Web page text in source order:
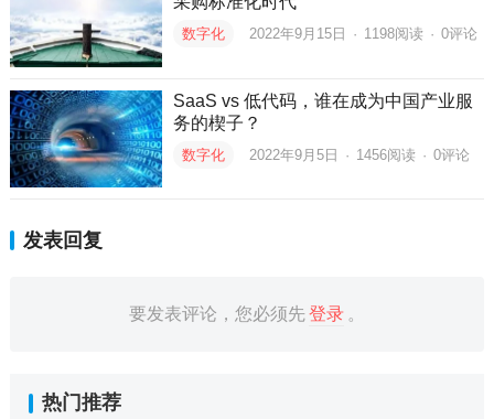
数字化 2022年9月15日 · 1198阅读 · 0评论
SaaS vs 低代码，谁在成为中国产业服
务的楔子？
数字化 2022年9月5日 · 1456阅读 · 0评论
发表回复
要发表评论，您必须先登录 。
热门推荐